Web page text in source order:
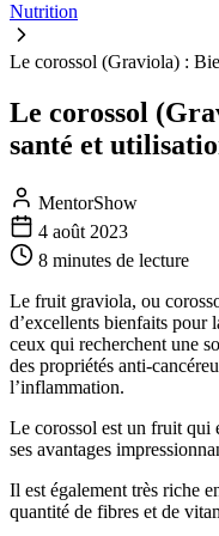
Nutrition
Le corossol (Graviola) :
Le corossol
santé et
MentorShow
4 août 2023
8 minutes de lecture
Le fruit graviola, ou
d’excellents bienfaits pour
ceux qui recherchent une
des propriétés anti-
l’inflammation.
Le corossol est un fruit qui
ses avantages
Il est également très riche
quantité de fibres et de